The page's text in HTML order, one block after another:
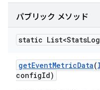
パブリック メソッド
static List<StatsLog
getEventMetricData(
configId)